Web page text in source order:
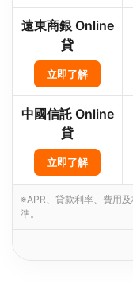
遠東商銀 Online
貸
立即了解
中國信託 Online
貸
立即了解
※APR、貸款利率、費用
準。